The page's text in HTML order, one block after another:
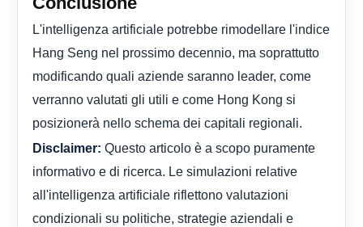
L'intelligenza artificiale potrebbe rimodellare l'indice
Hang Seng nel prossimo decennio, ma soprattutto
modificando quali aziende saranno leader, come
verranno valutati gli utili e come Hong Kong si
posizionerà nello schema dei capitali regionali.
Disclaimer: Questo articolo è a scopo puramente
informativo e di ricerca. Le simulazioni relative
all'intelligenza artificiale riflettono valutazioni
condizionali su politiche, strategie aziendali e